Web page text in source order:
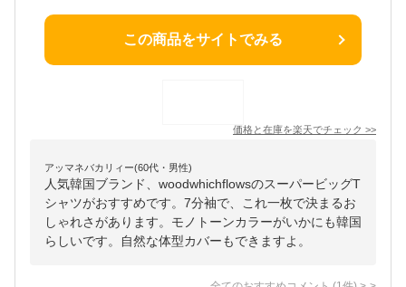
この商品をサイトでみる
価格と在庫を楽天でチェック >>
アッマネバカリィー(60代・男性)
人気韓国ブランド、woodwhichflowsのスーパービッグT
シャツがおすすめです。7分袖で、これ一枚で決まるお
しゃれさがあります。モノトーンカラーがいかにも韓国
らしいです。自然な体型カバーもできますよ。